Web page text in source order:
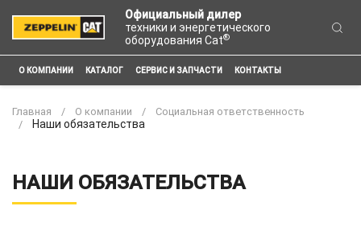
Официальный дилер
техники и энергетического
оборудования Cat®
О КОМПАНИИ КАТАЛОГ СЕРВИС И ЗАПЧАСТИ КОНТАКТЫ
Главная О компании Социальная ответственность
Наши обязательства
НАШИ ОБЯЗАТЕЛЬСТВА